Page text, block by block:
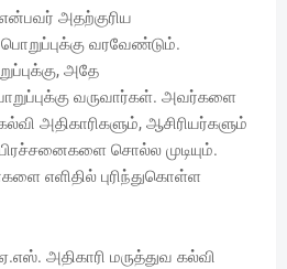
அதற்குரிய
வரவேண்டும்.
அதே
வருவார்கள். அவர்களை
அதிகாரிகளும், ஆசிரியர்களும்
சொல்ல முடியும்.
எளிதில் புரிந்துகொள்ள
அதிகாரி மருத்துவ கல்வி